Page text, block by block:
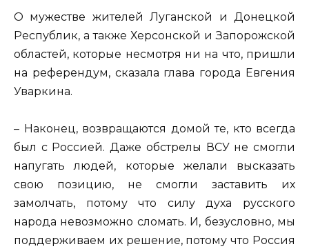
О мужестве жителей Луганской и Донецкой
Республик, а также Херсонской и Запорожской
областей, которые несмотря ни на что, пришли
на референдум, сказала глава города Евгения
Уваркина.
– Наконец, возвращаются домой те, кто всегда
был с Россией. Даже обстрелы ВСУ не смогли
напугать людей, которые желали высказать
свою позицию, не смогли заставить их
замолчать, потому что силу духа русского
народа невозможно сломать. И, безусловно, мы
поддерживаем их решение, потому что Россия